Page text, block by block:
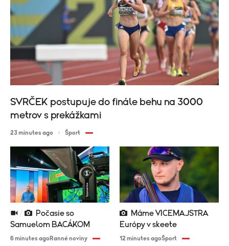
Samuelom BACÁKOM
6 minutes agoRanné noviny
Európy v skeete
12 minutes agoŠport
SVRČEK postupuje do finále behu na 3000
metrov s prekážkami
23 minutes ago Šport